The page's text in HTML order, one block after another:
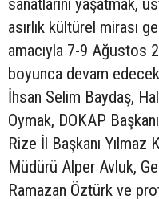
asırlık kültürel mirası
amacıyla 7-9 Ağustos
boyunca devam
İhsan Selim Baydaş,
Oymak, DOKAP
Rize İl Başkanı
Müdürü Alper Avluk,
Ramazan Öztürk ve